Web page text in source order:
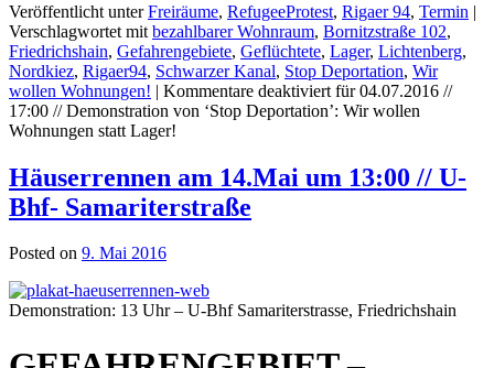
Veröffentlicht unter Freiräume, RefugeeProtest, Rigaer 94, Termin |
Verschlagwortet mit bezahlbarer Wohnraum, Bornitzstraße 102,
Friedrichshain, Gefahrengebiete, Geflüchtete, Lager, Lichtenberg,
Nordkiez, Rigaer94, Schwarzer Kanal, Stop Deportation, Wir
wollen Wohnungen! | Kommentare deaktiviert für 04.07.2016 //
17:00 // Demonstration von ‘Stop Deportation’: Wir wollen
Wohnungen statt Lager!
Häuserrennen am 14.Mai um 13:00 // U-
Bhf- Samariterstraße
Posted on 9. Mai 2016
Demonstration: 13 Uhr – U-Bhf Samariterstrasse, Friedrichshain